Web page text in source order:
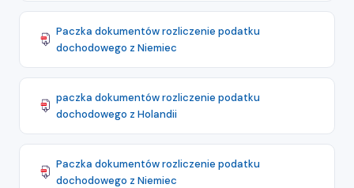
Paczka dokumentów rozliczenie podatku
dochodowego z Niemiec
paczka dokumentów rozliczenie podatku
dochodowego z Holandii
Paczka dokumentów rozliczenie podatku
dochodowego z Niemiec